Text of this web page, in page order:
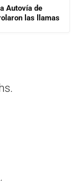
Autovía de
las llamas